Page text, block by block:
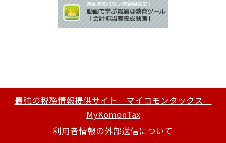
最強の税務情報提供サイト マイコモンタックス
MyKomonTax
利用者情報の外部送信について